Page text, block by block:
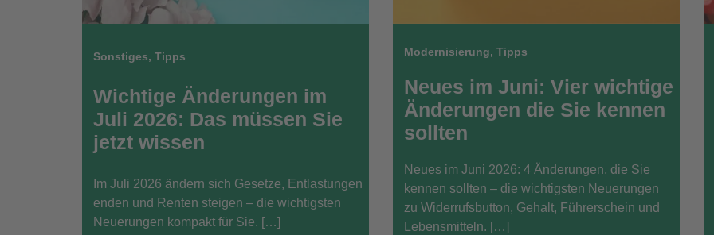
Sonstiges, Tipps
Wichtige Änderungen im
Juli 2026: Das müssen Sie
jetzt wissen
Im Juli 2026 ändern sich Gesetze, Entlastungen
enden und Renten steigen – die wichtigsten
Neuerungen kompakt für Sie. […]
Modernisierung, Tipps
Neues im Juni: Vier wichtige
Änderungen die Sie kennen
sollten
Neues im Juni 2026: 4 Änderungen, die Sie
kennen sollten – die wichtigsten Neuerungen
zu Widerrufsbutton, Gehalt, Führerschein und
Lebensmitteln. […]